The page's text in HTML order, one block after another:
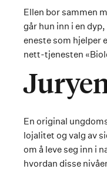
Ellen bor sammen
går hun inn i en
eneste som hjelper
nett-tjenesten
En original
lojalitet og valg av
om å leve seg inn i
hvordan disse